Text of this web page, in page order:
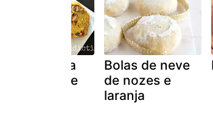
de fruta
e
Bolas de neve
de nozes e
laranja